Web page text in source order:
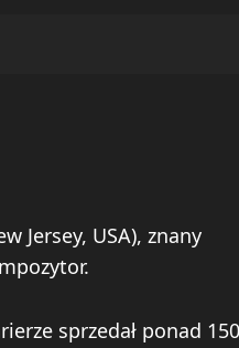
Jersey, USA), znany
sprzedał ponad 150